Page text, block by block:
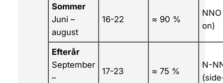
Sommer
Juni –
august
16-22 ≈ 90 %
on)
Efterår
September
–
17-23 ≈ 75 %
N-